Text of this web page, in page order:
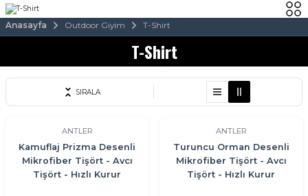
Anasayfa Outdoor Giyim T-Shirt
T-Shirt
SIRALA
ANTLER
Kamuflaj Prizma Desenli
Mikrofiber Tişört - Avcı
Tişört - Hızlı Kurur
ANTLER
Turuncu Orman Desenli
Mikrofiber Tişört - Avcı
Tişört - Hızlı Kurur